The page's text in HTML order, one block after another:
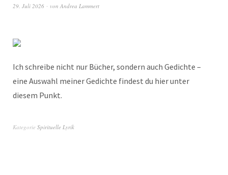
29. Juli 2026 von Andrea Lammert
Ich schreibe nicht nur Bücher, sondern auch Gedichte –
eine Auswahl meiner Gedichte findest du hier unter
diesem Punkt.
Kategorie Spirituelle Lyrik